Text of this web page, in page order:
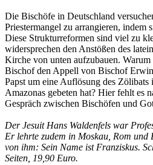
Die Bischöfe in Deutschland
Priestermangel zu arrangieren, indem
Diese Strukturreformen sind viel zu
widersprechen den Anstößen des
Kirche von unten aufzubauen.
Bischof den Appell von Bischof
Papst um eine Auflösung des Zölibats
Amazonas gebeten hat? Hier fehlt es
Gespräch zwischen Bischöfen und
Der Jesuit Hans Waldenfels war
Er lehrte zudem in Moskau, Rom und
von ihm: Sein Name ist Franziskus.
Seiten, 19,90 Euro.